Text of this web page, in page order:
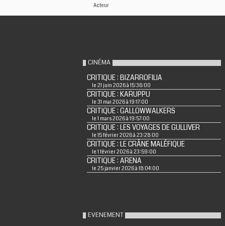
Acteur
CINÉMA
CRITIQUE : BIZARROFILIA
le 21 juin 2026 à 15:36:00
CRITIQUE : KARUPPU
le 31 mai 2026 à 19:17:00
CRITIQUE : GALLOWWALKERS
le 1 mars 2026 à 19:57:00
CRITIQUE : LES VOYAGES DE GULLIVER
le 15 février 2026 à 23:28:00
CRITIQUE : LE CRÂNE MALÉFIQUE
le 1 février 2026 à 23:59:00
CRITIQUE : ARENA
le 25 janvier 2026 à 18:04:00
EVENEMENT